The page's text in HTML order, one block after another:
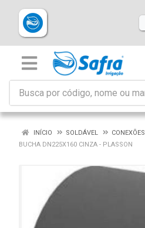
INÍCIO SOLDÁVEL
CONEXÕES
BUCHA DN225X160 CINZA - PLASSON